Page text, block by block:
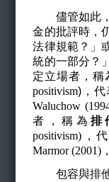
儘管如此，
金的批評時，
法律規範？」
統的一部分？
定立場者，稱
positivism) ，
Waluchow
者，稱為 排
positivism) ，
Marmor (2001) ，
包容與排他